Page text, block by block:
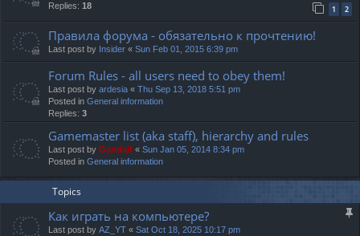
Replies: 18 1 2
Правила форума - обязательно к прочтению!
Last post by Insider « Sun Feb 01, 2015 6:39 pm
Forum Rules - all users need to obey them!
Last post by ardesia « Thu Sep 13, 2018 5:51 pm
Posted in General information
Replies: 3
Gamemaster list (aka staff), hierarchy and rules
Last post by Gandalf « Sun Jan 05, 2014 8:34 pm
Posted in General information
Topics
Как играть на компьютере?
Last post by AZ_YT « Sat Oct 18, 2025 10:17 pm